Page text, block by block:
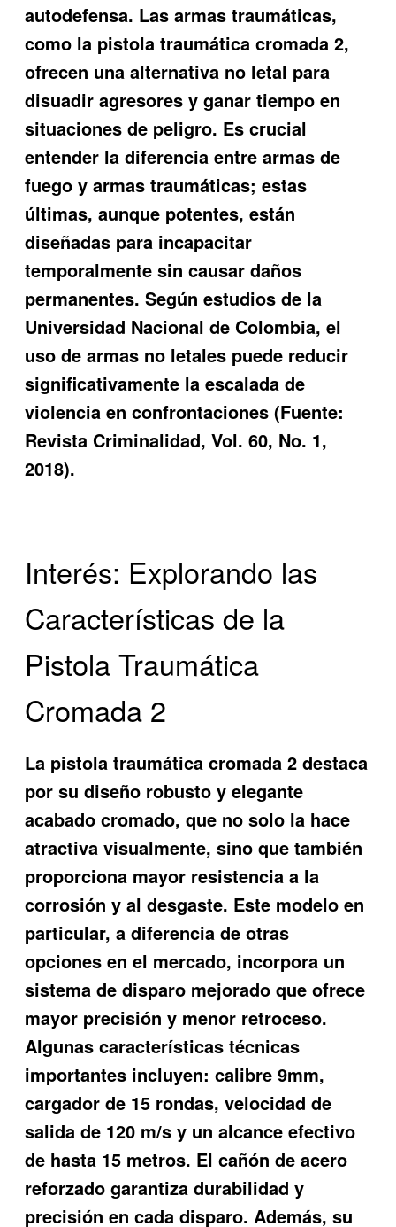
autodefensa. Las armas traumáticas,
como la pistola traumática cromada 2,
ofrecen una alternativa no letal para
disuadir agresores y ganar tiempo en
situaciones de peligro. Es crucial
entender la diferencia entre armas de
fuego y armas traumáticas; estas
últimas, aunque potentes, están
diseñadas para incapacitar
temporalmente sin causar daños
permanentes. Según estudios de la
Universidad Nacional de Colombia, el
uso de armas no letales puede reducir
significativamente la escalada de
violencia en confrontaciones (Fuente:
Revista Criminalidad, Vol. 60, No. 1,
2018).
Interés: Explorando las
Características de la
Pistola Traumática
Cromada 2
La pistola traumática cromada 2 destaca
por su diseño robusto y elegante
acabado cromado, que no solo la hace
atractiva visualmente, sino que también
proporciona mayor resistencia a la
corrosión y al desgaste. Este modelo en
particular, a diferencia de otras
opciones en el mercado, incorpora un
sistema de disparo mejorado que ofrece
mayor precisión y menor retroceso.
Algunas características técnicas
importantes incluyen: calibre 9mm,
cargador de 15 rondas, velocidad de
salida de 120 m/s y un alcance efectivo
de hasta 15 metros. El cañón de acero
reforzado garantiza durabilidad y
precisión en cada disparo. Además, su